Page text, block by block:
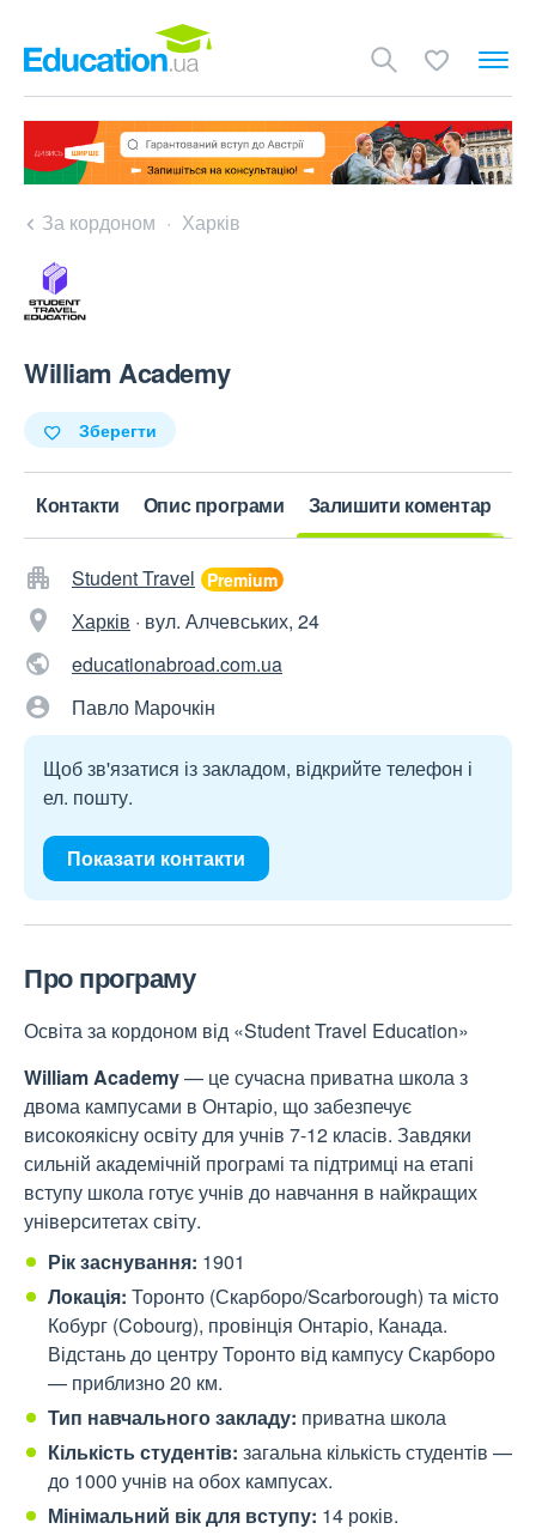
За кордоном Харків
William Academy
Зберегти
Контакти Опис програми Залишити коментар
Student Travel
Харків · вул. Алчевських, 24
educationabroad.com.ua
Павло Марочкін
Щоб зв'язатися із закладом, відкрийте телефон і
ел. пошту.
Показати контакти
Про програму
Освіта за кордоном від «Student Travel Education»
William Academy— це сучасна приватна школа з
двома кампусами в Онтаріо, що забезпечує
високоякісну освіту для учнів 7-12 класів. Завдяки
сильній академічній програмі та підтримці на етапі
вступу школа готує учнів до навчання в найкращих
університетах світу.
Рік заснування: 1901
Локація: Торонто (Скарборо/Scarborough) та місто
Кобург (Cobourg), провінція Онтаріо, Канада.
Відстань до центру Торонто від кампусу Скарборо
— приблизно 20 км.
Тип навчального закладу: приватна школа
Кількість студентів: загальна кількість студентів —
до 1000 учнів на обох кампусах.
Мінімальний вік для вступу: 14 років.